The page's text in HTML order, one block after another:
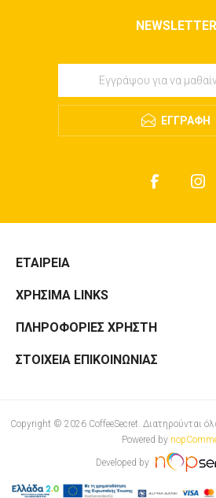
NEWSLETTER
ΕΓΓΡΑΦΉ
ΕΤΑΙΡΕΊΑ
ΧΡΉΣΙΜΑ LINKS
ΠΛΗΡΟΦΟΡΊΕΣ ΧΡΉΣΤΗ
ΣΤΟΙΧΕΊΑ ΕΠΙΚΟΙΝΩΝΊΑΣ
Copyright © 2026 CoffeeSecret. Διατηρούνται
Powered by
Developed by